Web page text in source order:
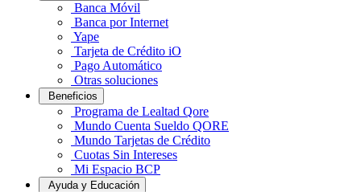
Banca Móvil
Banca por Internet
Yape
Tarjeta de Crédito iO
Pago Automático
Otras soluciones
Beneficios
Programa de Lealtad Qore
Mundo Cuenta Sueldo QORE
Mundo Tarjetas de Crédito
Cuotas Sin Intereses
Mi Espacio BCP
Ayuda y Educación